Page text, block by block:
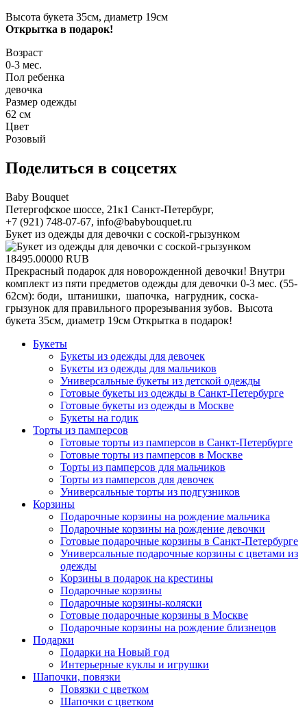
Высота букета 35см, диаметр 19см
Открытка в подарок!
Возраст
0-3 мес.
Пол ребенка
девочка
Размер одежды
62 см
Цвет
Розовый
Поделиться в соцсетях
Baby Bouquet
Петергофское шоссе, 21к1 Санкт-Петербург,
+7 (921) 748-07-67, info@babybouquet.ru
Букет из одежды для девочки с соской-грызунком
18495.00000 RUB
Прекрасный подарок для новорожденной девочки! Внутри
комплект из пяти предметов одежды для девочки 0-3 мес. (55-
62см): боди, штанишки, шапочка, нагрудник, соска-
грызунок для правильного прорезывания зубов. Высота
букета 35см, диаметр 19см Открытка в подарок!
Букеты
Букеты из одежды для девочек
Букеты из одежды для мальчиков
Универсальные букеты из детской одежды
Готовые букеты из одежды в Санкт-Петербурге
Готовые букеты из одежды в Москве
Букеты на годик
Торты из памперсов
Готовые торты из памперсов в Санкт-Петербурге
Готовые торты из памперсов в Москве
Торты из памперсов для мальчиков
Торты из памперсов для девочек
Универсальные торты из подгузников
Корзины
Подарочные корзины на рождение мальчика
Подарочные корзины на рождение девочки
Готовые подарочные корзины в Санкт-Петербурге
Универсальные подарочные корзины с цветами из
одежды
Корзины в подарок на крестины
Подарочные корзины
Подарочные корзины-коляски
Готовые подарочные корзины в Москве
Подарочные корзины на рождение близнецов
Подарки
Подарки на Новый год
Интерьерные куклы и игрушки
Шапочки, повязки
Повязки с цветком
Шапочки с цветком